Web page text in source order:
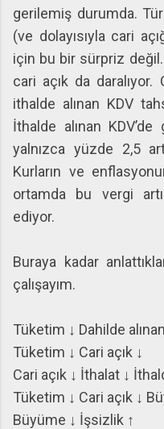
gerilemiş durumda.
(ve dolayısıyla cari
için bu bir sürpriz değil.
cari açık da daralıyor.
ithalde alınan KDV
İthalde alınan
yalnızca yüzde 2,5
Kurların ve
ortamda bu vergi
ediyor.
Buraya kadar
çalışayım.
Tüketim ↓ Dahilde
Tüketim ↓ Cari açık ↓
Cari açık ↓ İthalat ↓
Tüketim ↓ Cari açık ↓
Büyüme ↓ İşsizlik ↑